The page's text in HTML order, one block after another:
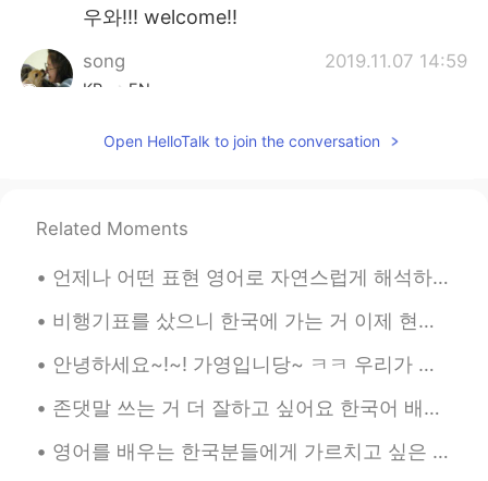
우와!!! welcome!!
song 2019.11.07 14:59
KR EN
좋은 추억 많이 남기세요. 궁금하면 언제든
KR EN
한옥이랑 한복 꼭 체험해보세요👍🏻
Jin Kim 2019.11.06 17:10
Open HelloTalk to join the conversation
Related Moments
언제나 어떤 표현 영어로 자연스럽게 해석하고 싶다면 메시지 보내줘요! 이상하게 들을 수 있지만 요즘 스트레스 많은데 수정할 때 재밌어요 ㅋㅋㅋ 그래서 영어에 대한 질문이나 수...
비행기표를 샀으니 한국에 가는 거 이제 현실이예요... 무엇으로부터 해야 할까 어디로부터 갈까 지금은 완전 고민 중이예요 😅 그리고 한국어 실력이 좀 괜찮지만 실제로 한국어로...
안녕하세요~!~! 가영입니당~ ㅋㅋ 우리가 새해에 접어들면서 저는 영어 배우고 있는 님들에게 동기를 좀 주고 제 도움도 줄 수 있도록 이 글을 쓰고 있어요 ^^ 새 언어를...
존댓말 쓰는 거 더 잘하고 싶어요 한국어 배우기 시작한 이후로 보통 반말 쓰니까 (한국친구들과 반말 쓰죠 당연히 처음 만난 사람과 안쓰죠) 존댓말 실력은 정말 최악이다 ㅜㅜ ...
영어를 배우는 한국분들에게 가르치고 싶은 것이 있어요!! “play with me”라는 표현에 관한이에요 한국사람들이 이런 말할 때 “나랑 놀자”라고 말하고 싶죠? 근데...